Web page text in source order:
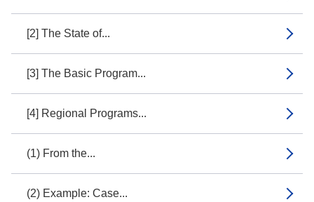
[2] The State of...
[3] The Basic Program...
[4] Regional Programs...
(1) From the...
(2) Example: Case...